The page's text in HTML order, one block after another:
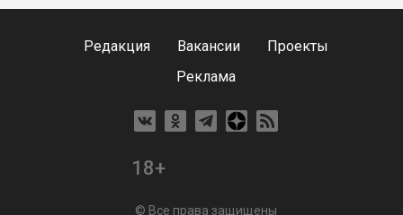
Редакция Вакансии
Проекты
Реклама
18+
© Все права защищены